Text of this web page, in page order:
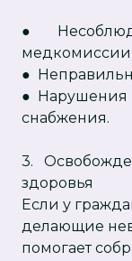
●
медкомиссии;
●
● Нарушения
снабжения.
3.
здоровья
Если у
делающие
помогает